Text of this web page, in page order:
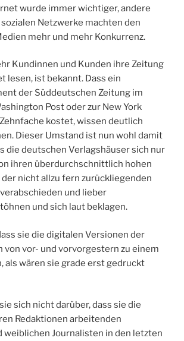
wurde immer wichtiger, andere
Netzwerke machten den
mehr und mehr Konkurrenz.
Kundinnen und Kunden ihre Zeitung
lesen, ist bekannt. Dass ein
der Süddeutschen Zeitung im
Post oder zur New York
kostet, wissen deutlich
Dieser Umstand ist nun wohl damit
die deutschen Verlagshäuser sich nur
ihren überdurchschnittlich hohen
nicht allzu fern zurückliegenden
und lieber
und sich laut beklagen.
sie die digitalen Versionen der
von vor- und vorvorgestern zu einem
als wären sie grade erst gedruckt
sich nicht darüber, dass sie die
Redaktionen arbeitenden
weiblichen Journalisten in den letzten